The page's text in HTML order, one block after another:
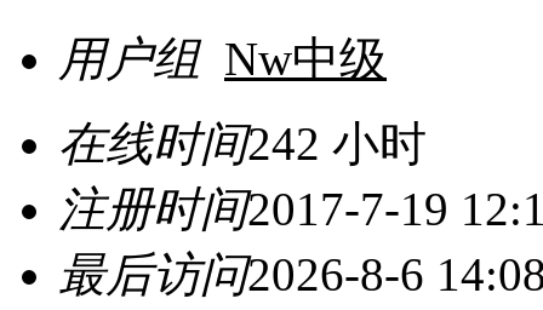
用户组 Nw中级
在线时间242 小时
注册时间2017-7-19
最后访问2026-8-6